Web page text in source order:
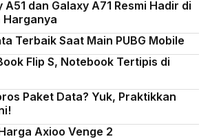
A51 dan Galaxy A71 Resmi Hadir di
Harganya
Terbaik Saat Main PUBG Mobile
Flip S, Notebook Tertipis di
Paket Data? Yuk, Praktikkan
Axioo Venge 2